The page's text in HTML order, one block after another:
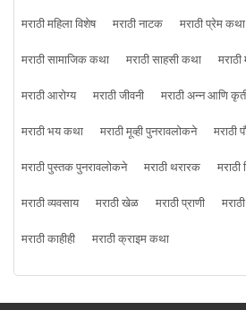
मराठी महिला विशेष
मराठी नाटक मराठी प्रेम कथा
मराठी सामाजिक कथा
मराठी साहसी कथा मराठी
मराठी आरोग्य
मराठी जीवनी मराठी अन्न आणि
मराठी भय कथा
मराठी मूव्ही पुनरावलोकने
मराठी
मराठी पुस्तक पुनरावलोकने
मराठी थरारक
मराठी
मराठी व्यवसाय
मराठी खेळ मराठी प्राणी
मराठी काहीही
मराठी क्राइम कथा